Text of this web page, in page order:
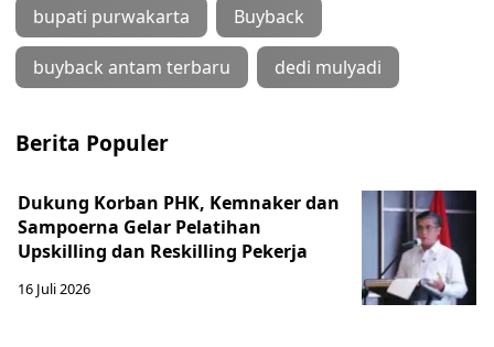
bupati purwakarta Buyback
buyback antam terbaru dedi mulyadi
Berita Populer
Dukung Korban PHK, Kemnaker dan
Sampoerna Gelar Pelatihan
Upskilling dan Reskilling Pekerja
16 Juli 2026